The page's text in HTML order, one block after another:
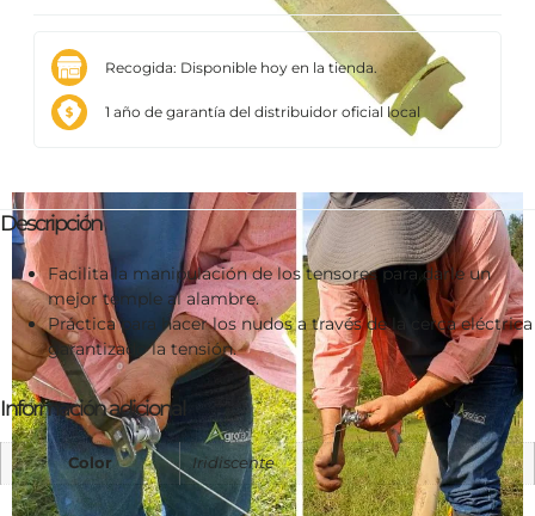
Recogida: Disponible hoy en la tienda.
1 año de garantía del distribuidor oficial local
Descripción
Facilita la manipulación de los tensores para darle un
mejor temple al alambre.
Práctica para hacer los nudos a través de la cerca eléctrica
garantizado la tensión.
Información adicional
Color Iridiscente